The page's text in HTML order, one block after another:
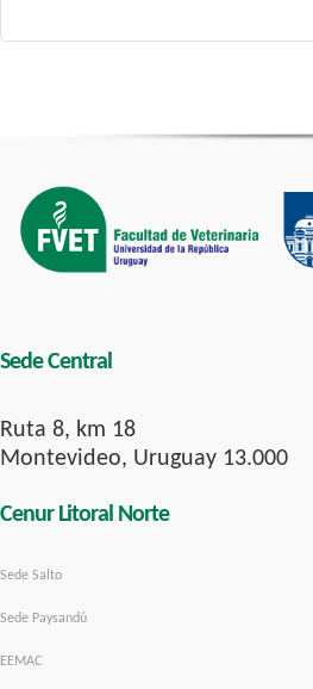
Sede Central
Ruta 8, km 18
Montevideo, Uruguay 13.000
Cenur Litoral Norte
Sede Salto
Sede Paysandú
EEMAC